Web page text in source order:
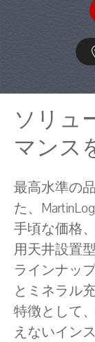
ソリュ
マンス
最高水準の
た、
手頃な価格
用天井設置
ラインナッ
とミネラル
特徴として
えないイン